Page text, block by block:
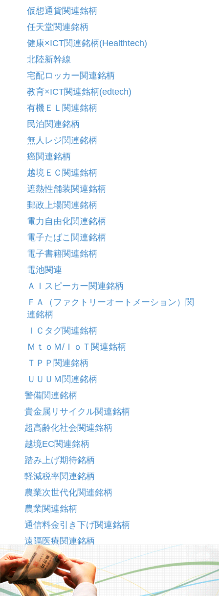
仮想通貨関連銘柄
任天堂関連銘柄
健康×ICT関連銘柄(Healthtech)
北陸新幹線
宅配ロッカー関連銘柄
教育×ICT関連銘柄(edtech)
有機ＥＬ関連銘柄
民泊関連銘柄
無人レジ関連銘柄
癌関連銘柄
越境ＥＣ関連銘柄
遮熱性舗装関連銘柄
郵政上場関連銘柄
電力自由化関連銘柄
電子たばこ関連銘柄
電子書籍関連銘柄
電池関連
ＡＩスピーカー関連銘柄
ＦＡ（ファクトリーオートメーション）関
連銘柄
ＩＣタグ関連銘柄
ＭｔｏＭ/ＩｏＴ関連銘柄
ＴＰＰ関連銘柄
ＵＵＵＭ関連銘柄
警備関連銘柄
貴金属リサイクル関連銘柄
超高齢化社会関連銘柄
越境EC関連銘柄
踏み上げ期待銘柄
軽減税率関連銘柄
農業次世代化関連銘柄
農業関連銘柄
通信料金引き下げ関連銘柄
遠隔医療関連銘柄
選挙関連銘柄
遺伝子関連銘柄
野球関連銘柄